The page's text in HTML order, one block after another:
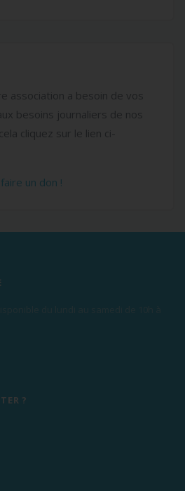
association a besoin de vos
besoins journaliers de nos
cliquez sur le lien ci-
un don !
?